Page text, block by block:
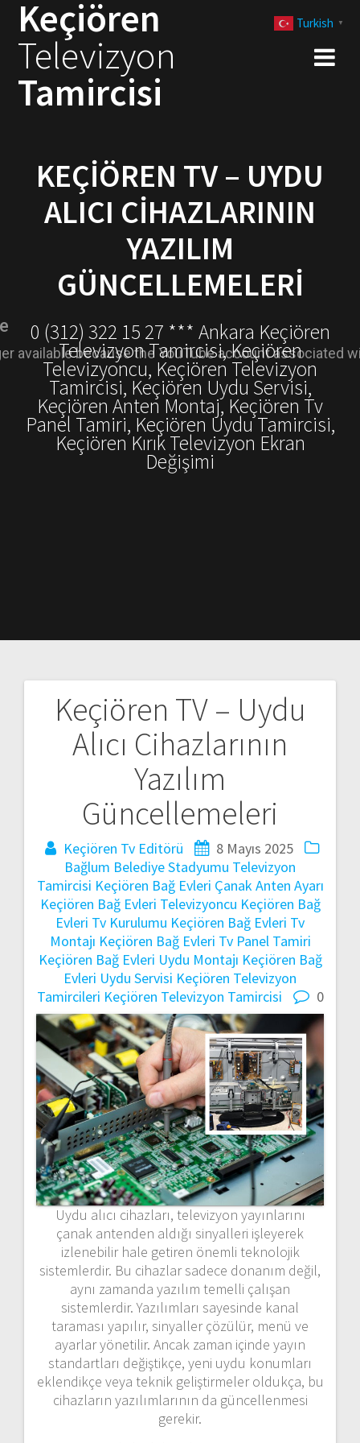
Keçiören
Televizyon
Tamircisi
KEÇIÖREN TV – UYDU
ALICI CIHAZLARININ
YAZILIM
GÜNCELLEMELERI
0 (312) 322 15 27 *** Ankara Keçiören
Televizyon Tamircisi, Keçiören
Televizyoncu, Keçiören Televizyon
Tamircisi, Keçiören Uydu Servisi,
Keçiören Anten Montaj, Keçiören Tv
Panel Tamiri, Keçiören Uydu Tamircisi,
Keçiören Kırık Televizyon Ekran
Değişimi
Keçiören TV – Uydu
Alıcı Cihazlarının
Yazılım
Güncellemeleri
Keçiören Tv Editörü
8 Mayıs 2025
Bağlum Belediye Stadyumu Televizyon
Tamircisi Keçiören Bağ Evleri Çanak Anten Ayarı
Keçiören Bağ Evleri Televizyoncu Keçiören Bağ
Evleri Tv Kurulumu Keçiören Bağ Evleri Tv
Montajı Keçiören Bağ Evleri Tv Panel Tamiri
Keçiören Bağ Evleri Uydu Montajı Keçiören Bağ
Evleri Uydu Servisi Keçiören Televizyon
Tamircileri Keçiören Televizyon Tamircisi 0
Uydu alıcı cihazları, televizyon yayınlarını
çanak antenden aldığı sinyalleri işleyerek
izlenebilir hale getiren önemli teknolojik
sistemlerdir. Bu cihazlarsadece donanım değil,
aynı zamanda yazılım temelli çalışan
sistemlerdir.Yazılımları sayesinde kanal
taraması yapılır, sinyallerçözülür, menü ve
ayarlaryönetilir. Ancak zaman içinde yayın
standartları değiştikçe, yeni uydu konumları
eklendikçe veya teknik geliştirmeleroldukça, bu
cihazların yazılımlarının da güncellenmesi
gerekir.
Yazı
gezinmesi
Turkish ▼